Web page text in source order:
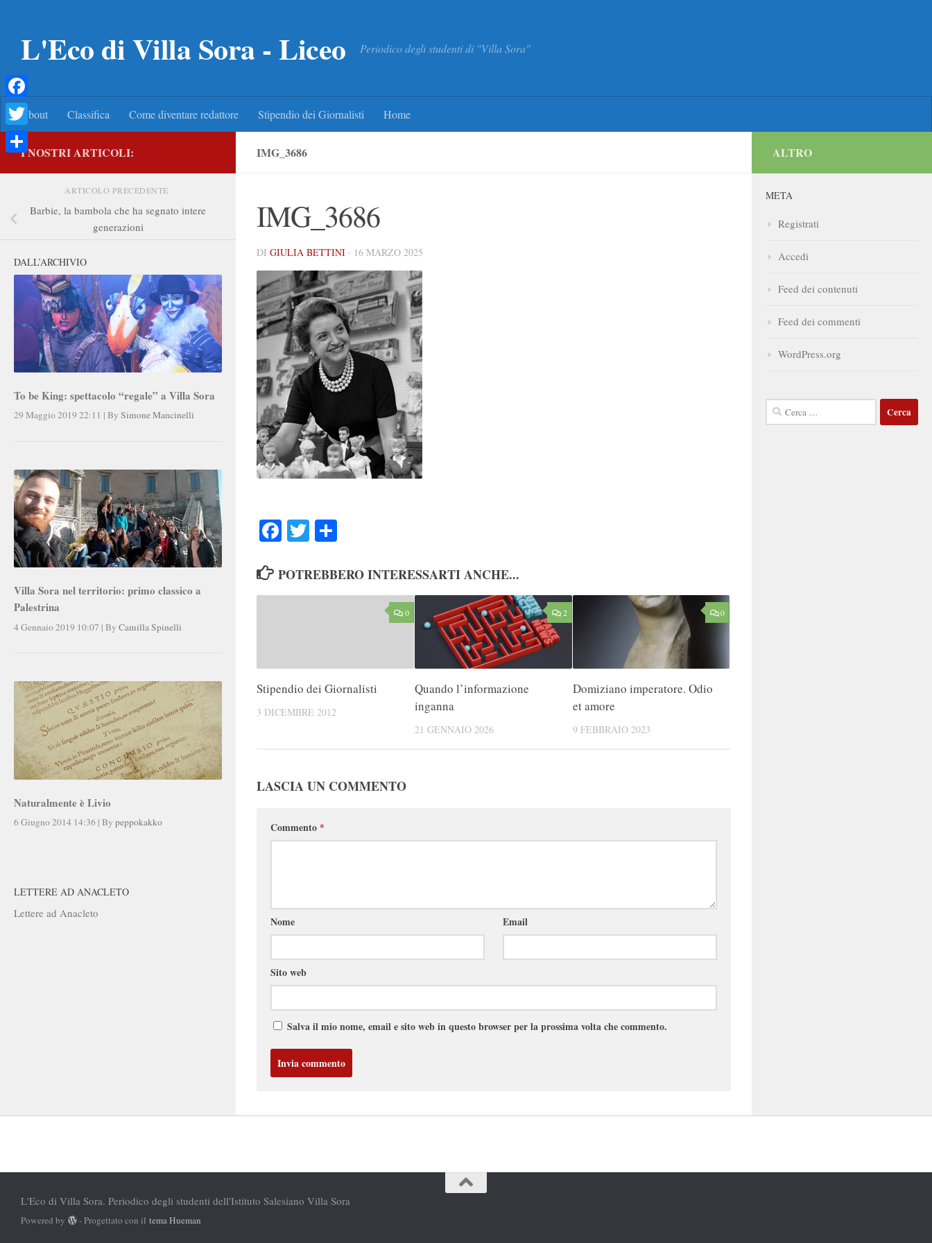
L'Eco di Villa Sora - Liceo Periodico degli studenti di "Villa Sora"
About Classifica Come diventare redattore Stipendio dei Giornalisti Home
IMG_3686
IMG_3686
DI GIULIA BETTINI · 16 MARZO 2025
FacebookTwitter
POTREBBERO INTERESSARTI ANCHE...
0
Stipendio dei Giornalisti
3 DICEMBRE 2012
2
Quando l’informazione
inganna
21 GENNAIO 2026
0
Domiziano imperatore. Odio
et amore
9 FEBBRAIO 2023
LASCIA UN COMMENTO
Commento *
Nome Email
Sito web
Salva il mio nome, email e sito web in questo browser per la prossima volta che commento.
I NOSTRI ARTICOLI:
ARTICOLO PRECEDENTE
Barbie, la bambola che ha segnato intere
generazioni
DALL’ARCHIVIO
To be King: spettacolo “regale” a Villa Sora
29 Maggio 2019 22:11 | By Simone Mancinelli
Villa Sora nel territorio: primo classico a
Palestrina
4 Gennaio 2019 10:07 | By Camilla Spinelli
Naturalmente è Livio
6 Giugno 2014 14:36 | By peppokakko
LETTERE AD ANACLETO
Lettere ad Anacleto
ALTRO
META
Registrati
Accedi
Feed dei contenuti
Feed dei commenti
WordPress.org
Ricerca
per:
L'Eco di Villa Sora. Periodico degli studenti dell'Istituto Salesiano Villa Sora
Powered by - Progettato con iltema Hueman
Facebook
Twitter